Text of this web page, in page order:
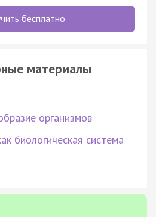
бесплатно
материалы
организмов
биологическая система